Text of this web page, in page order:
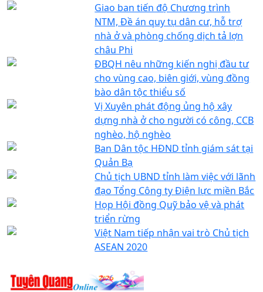
Giao ban tiến độ Chương trình
NTM, Đề án quy tụ dân cư, hỗ trợ
nhà ở và phòng chống dịch tả lợn
châu Phi
ĐBQH nêu những kiến nghị đầu tư
cho vùng cao, biên giới, vùng đồng
bào dân tộc thiểu số
Vị Xuyên phát động ủng hộ xây
dựng nhà ở cho người có công, CCB
nghèo, hộ nghèo
Ban Dân tộc HĐND tỉnh giám sát tại
Quản Bạ
Chủ tịch UBND tỉnh làm việc với lãnh
đạo Tổng Công ty Điện lực miền Bắc
Họp Hội đồng Quỹ bảo vệ và phát
triển rừng
Việt Nam tiếp nhận vai trò Chủ tịch
ASEAN 2020